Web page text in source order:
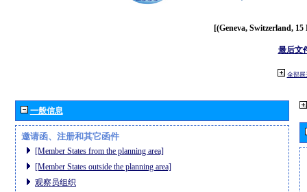
[(Geneva, Switzerland, 15
最后文
全部展
一般信息
邀请函、注册和其它函件
[Member States from the planning area]
[Member States outside the planning area]
观察员组织